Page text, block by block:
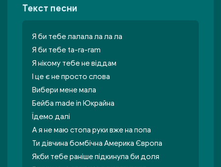
Текст песни
Я би тебе лалала ла ла ла
Я би тебе ta-ra-ram
Я нікому тебе не віддам
І це є не просто слова
Вибери мене мала
Бейба made іn Юкрайна
Їдемо далі
А я не маю стопа руки вже на попа
Ти дівчина бомбічна Америка Європа
Якби тебе раніше підкинула би доля